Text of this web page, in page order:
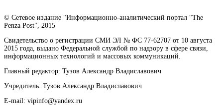
© Сетевое издание "Информационно-аналитический портал "The
Penza Post", 2015
Свидетельство о регистрации СМИ ЭЛ № ФС 77-62707 от 10 августа
2015 года, выдано Федеральной службой по надзору в сфере связи,
информационных технологий и массовых коммуникаций.
Главный редактор: Тузов Александр Владиславович
Учредитель: Тузов Александр Владиславович
E-mail: vipinfo@yandex.ru